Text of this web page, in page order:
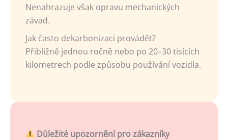
Nenahrazuje však opravu mechanických
závad.
Jak často dekarbonizaci provádět?
Přibližně jednou ročně nebo po 20–30 tisících
kilometrech podle způsobu používání vozidla.
Důležité upozornění pro zákazníky